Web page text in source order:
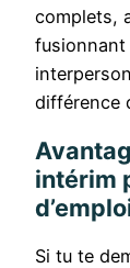
complets,
fusionnant
différence
intérim
Si tu te